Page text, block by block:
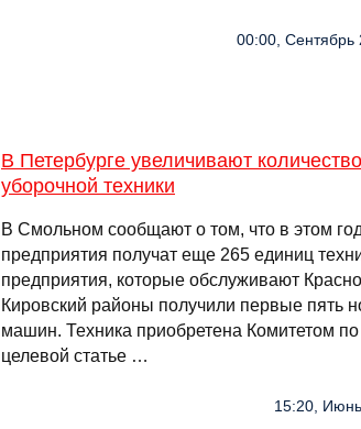
00:00, Сентябрь
В Петербурге увеличивают
уборочной техники
В Смольном сообщают о том, что в этом
предприятия получат еще 265 единиц
предприятия, которые обслуживают
Кировский районы получили первые пять
машин. Техника приобретена Комитетом по
целевой статье …
15:20,